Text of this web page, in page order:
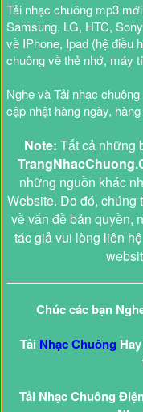
Tải nhạc chuông mp3
Samsung, LG, HTC,
về IPhone, Ipad (hệ điều
chuông về thẻ nhớ, máy
Nghe và Tải nhạc
cập nhật hàng ngày,
Note: Tất cả những
những nguồn khác
Website. Do đó, chúng
về vấn đề bản quyền,
tác giả vui lòng liên
Chúc các bạn
Tải Nhạc Chuông
Tải Nhạc Chuông